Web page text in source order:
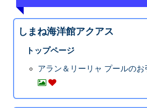
しまね海洋館アクアス
トップページ
アラン＆リーリャ プールのお